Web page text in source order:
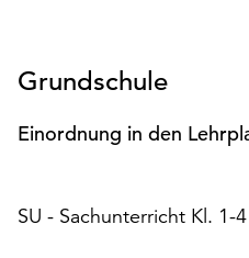
Schaltfläche
Einstellungen“
Funktionale
Grundschule
Einordnung in den
SU - Sachunterricht Kl. 1-4